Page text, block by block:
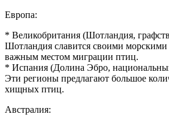
Европа:
* Великобритания (Шотландия,
Шотландия славится своими
важным местом миграции птиц.
* Испания (Долина Эбро,
Эти регионы предлагают большое
хищных птиц.
Австралия: